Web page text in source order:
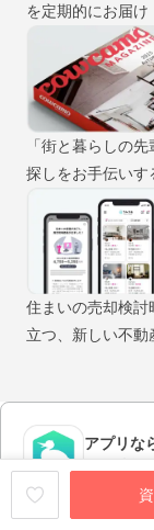
を定期的にお届け
「街と暮らしの
探しをお手伝いす
住まいの売却検討
立つ、新しい不動
アプリな
物件情報